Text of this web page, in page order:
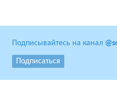
Подписывайтесь на канал
Подписаться